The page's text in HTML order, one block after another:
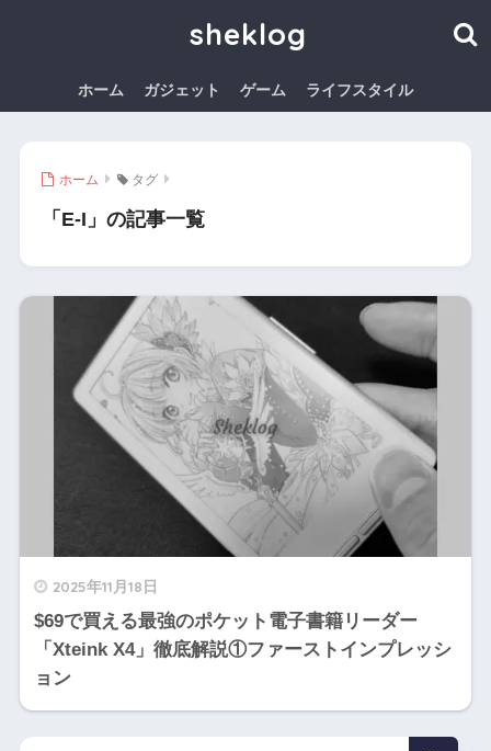
sheklog
ホーム ガジェット ゲーム ライフスタイル
ホーム タグ
「E-I」の記事一覧
2025年11月18日
$69で買える最強のポケット電子書籍リーダー
「Xteink X4」徹底解説①ファーストインプレッシ
ョン